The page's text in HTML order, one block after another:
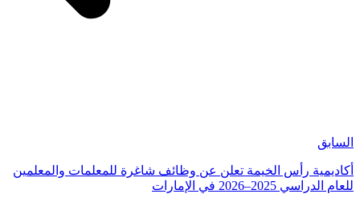
السابق
أكاديمية رأس الخيمة تعلن عن وظائف شاغرة للمعلمات والمعلمين
للعام الدراسي 2025–2026 في الإمارات